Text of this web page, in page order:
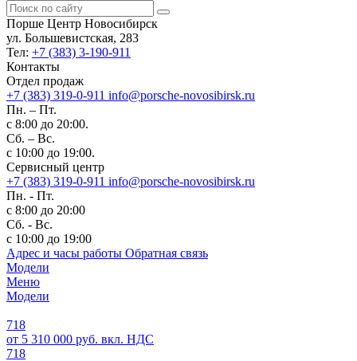
Порше Центр Новосибирск
ул. Большевистская, 283
Тел: +7 (383) 3-190-911
Контакты
Отдел продаж
+7 (383) 319-0-911 info@porsche-novosibirsk.ru
Пн. – Пт.
с 8:00 до 20:00.
Сб. – Вс.
с 10:00 до 19:00.
Сервисный центр
+7 (383) 319-0-911 info@porsche-novosibirsk.ru
Пн. - Пт.
с 8:00 до 20:00
Сб. - Вс.
с 10:00 до 19:00
Адрес и часы работы Обратная связь
Модели
Меню
Модели
718
от 5 310 000 руб. вкл. НДС
718